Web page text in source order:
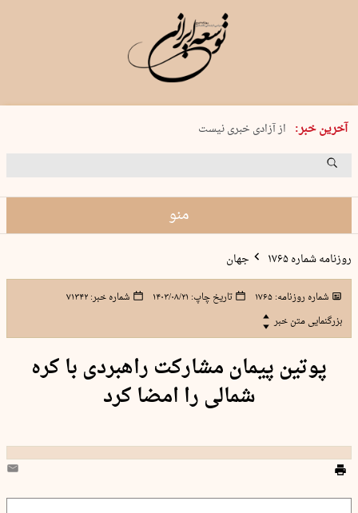
آخرین خبر:
یکشنبه 18 مرداد 1405 شماره 2245
از آزادی خبری نیست
۸۸۸ نفر سال گذشته بر اثر غرق‌شدگی جان …
منو
روزنامه شماره ۱۷۶۵ جهان
شماره روزنامه:۱۷۶۵ تاریخ چاپ: ۱۴۰۳/۰۸/۲۱ شماره خبر:۷۱۳۴۲
بزرگنمایی متن خبر
پوتین پیمان مشارکت راهبردی با کره
شمالی را امضا کرد